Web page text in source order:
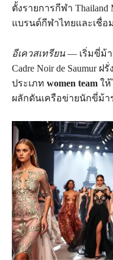
ตั้งรายการกีฬา Thailand
แบรนด์กีฬาไทยและเชื่อ
อีเควสเทรียน — เริ่มขี่ม้า
Cadre Noir de Saumur
ประเภท women team ใ
ผลักดันเครือข่ายนักขี่ม้า